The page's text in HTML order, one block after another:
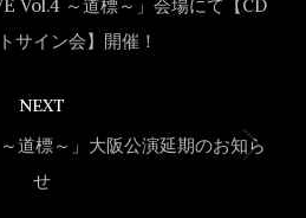
Previous
post:
Vol.4 ～道標～」会場にて【CD
サイン会】開催！
NEXT
Next
post:
道標～」大阪公演延期のお知ら
せ